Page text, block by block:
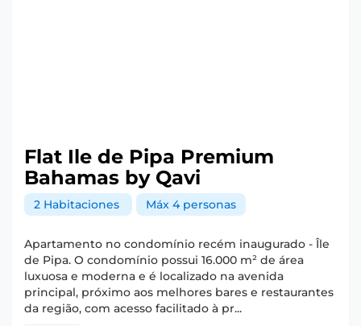
Flat Ile de Pipa Premium
Bahamas by Qavi
2 Habitaciones Máx 4 personas
Apartamento no condomínio recém inaugurado - Île
de Pipa. O condomínio possui 16.000 m² de área
luxuosa e moderna e é localizado na avenida
principal, próximo aos melhores bares e restaurantes
da região, com acesso facilitado à pr...